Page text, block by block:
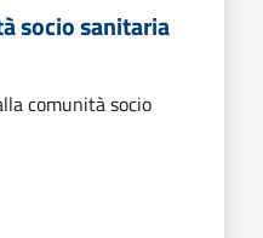
socio sanitaria
comunità socio